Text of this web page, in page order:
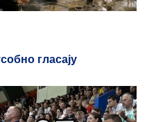
гласају